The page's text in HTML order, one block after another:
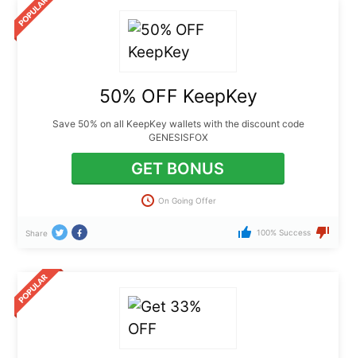
50% OFF KeepKey
Save 50% on all KeepKey wallets with the discount code
GENESISFOX
GET BONUS
On Going Offer
Share 100% Success